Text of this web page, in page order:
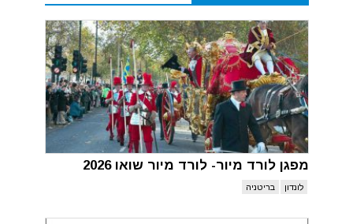
מפגן לורד מיור- לורד מיור שואו 2026
לונדון בריטניה